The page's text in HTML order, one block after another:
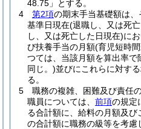
48.75」とする。
4
第2項の期末手当基礎額は
基準日現在(退職し、又は死
し、又は死亡した日現在)に
び扶養手当の月額(育児短時
つては、当該月額を算出率で
同じ。)並びにこれらに対す
る。
5
職務の複雑、困難及び責任
職員については、 前項の規定
る合計額に、給料の月額及
の合計額に職務の級等を考